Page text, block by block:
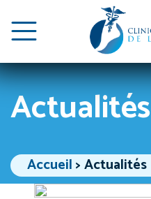
Actualités
Accueil>Actualités